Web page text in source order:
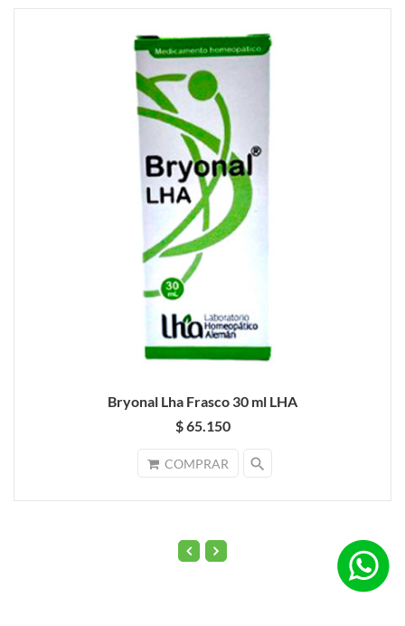
Bryonal Lha Frasco 30 ml LHA
$ 65.150
COMPRAR search